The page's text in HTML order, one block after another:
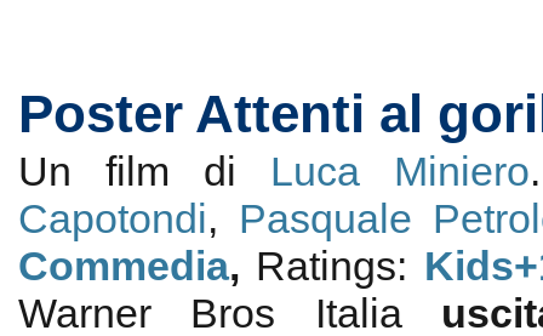
Poster Attenti al
Un film di Luca Miniero
Capotondi, Pasquale
Commedia, Ratings:
Warner Bros Italia